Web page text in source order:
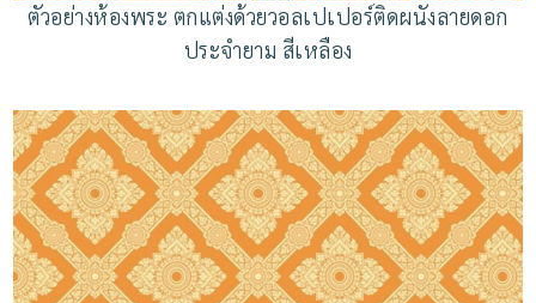
ตัวอย่างห้องพระ ตกแต่งด้วยวอลเปเปอร์ติดผนังลายดอก
ประจำยาม สีเหลือง